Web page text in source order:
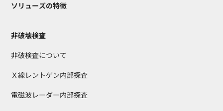
ソリューズの特徴
非破壊検査
非破検査について
Ｘ線レントゲン内部探査
電磁波レーダー内部探査